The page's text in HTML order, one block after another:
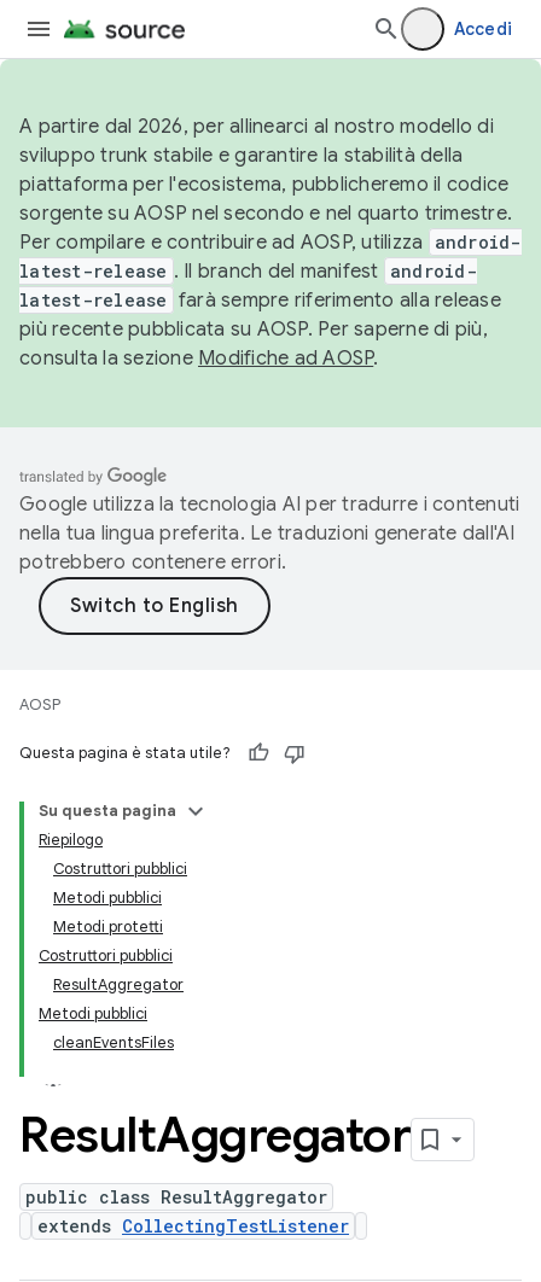
Accedi
A partire dal 2026, per allinearci al nostro modello di
sviluppo trunk stabile e garantire la stabilità della
piattaforma per l'ecosistema, pubblicheremo il codice
sorgente su AOSP nel secondo e nel quarto trimestre.
Per compilare e contribuire ad AOSP, utilizza
android-
latest-release . Il branch del manifest android-
latest-release farà sempre riferimento alla release
più recente pubblicata su AOSP. Per saperne di più,
consulta la sezione Modifiche ad AOSP.
Google utilizza la tecnologia AI per tradurre i contenuti
nella tua lingua preferita. Le traduzioni generate dall'AI
potrebbero contenere errori.
AOSP
Questa pagina è stata utile?
Su questa pagina
Riepilogo
Costruttori pubblici
Metodi pubblici
Metodi protetti
Costruttori pubblici
ResultAggregator
Metodi pubblici
cleanEventsFiles
ResultAggregator
public class ResultAggregator
extends CollectingTestListener